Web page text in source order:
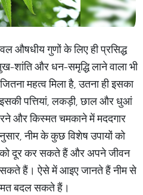
औषधीय गुणों के लिए ही प्रसिद्ध
शांति और धन-समृद्धि लाने वाला भी
महत्व मिला है, उतना ही इसका
इसकी पत्तियां, लकड़ी, छाल और धुआं
और किस्मत चमकाने में मददगार
नीम के कुछ विशेष उपायों को
दूर कर सकते हैं और अपने जीवन
सकते हैं। ऐसे में आइए जानते हैं नीम से
बदल सकते हैं।